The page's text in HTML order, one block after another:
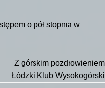
o pół stopnia w
Z górskim pozdrowieniem
Łódzki Klub Wysokogórski